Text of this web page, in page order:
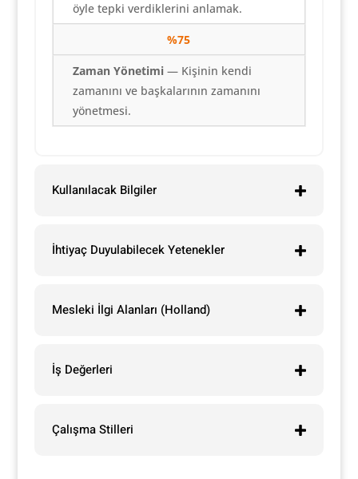
öyle tepki verdiklerini anlamak.
%75
Zaman Yönetimi— Kişinin kendi
zamanını ve başkalarının zamanını
yönetmesi.
Kullanılacak Bilgiler
İhtiyaç Duyulabilecek Yetenekler
Mesleki İlgi Alanları (Holland)
İş Değerleri
Çalışma Stilleri